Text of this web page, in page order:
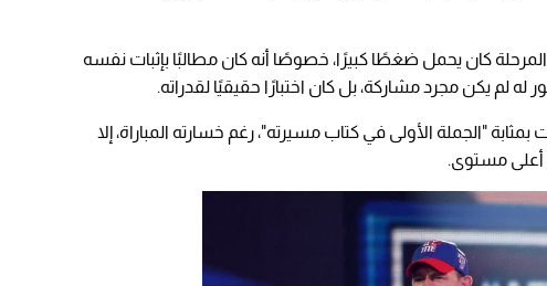
كان يحمل ضغطًا كبيرًا، خصوصًا أنه كان مطالبًا بإثبات نفسه
لم يكن مجرد مشاركة، بل كان اختبارًا حقيقيًا لقدراته.
"الجملة الأولى في كتاب مسيرته"، رغم خسارته المباراة، إلا
أعلى مستوى.